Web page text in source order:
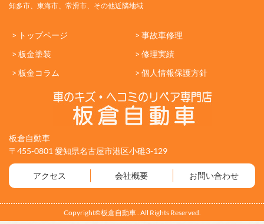
知多市、東海市、常滑市、その他近隣地域
> トップページ
> 事故車修理
> 板金塗装
> 修理実績
> 板金コラム
> 個人情報保護方針
板倉自動車
〒455-0801 愛知県名古屋市港区小碓3-129
アクセス 会社概要 お問い合わせ
Copyright©板倉自動車 . All Rights Reserved.